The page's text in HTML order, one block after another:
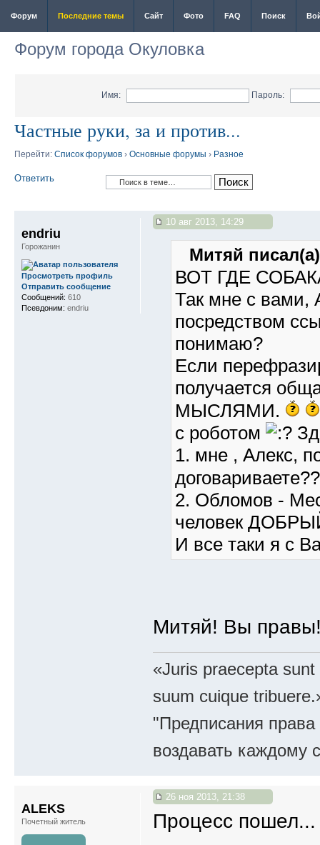
Форум Последние темы Сайт Фото FAQ Поиск
Форум города Окуловка
Имя: Пароль:
Частные руки, за и против...
Перейти: Список форумов › Основные форумы › Разное
Ответить
10 авг 2013, 14:29
Митяй
ВОТ ГДЕ
Так мне с вами,
посредством
понимаю?
Если
получается
МЫСЛЯМИ.
с роботом
1. мне , Алекс,
2. Обломов -
человек
И все таки я с
Митяй! Вы
«Juris praecepta
suum cuique
"Предписания
воздавать каждому
endriu
Горожанин
Просмотреть профиль
Отправить сообщение
Сообщений: 610
Псевдоним: endriu
26 ноя 2013, 21:38
Процесс пошел...
ALEKS
Почетный житель